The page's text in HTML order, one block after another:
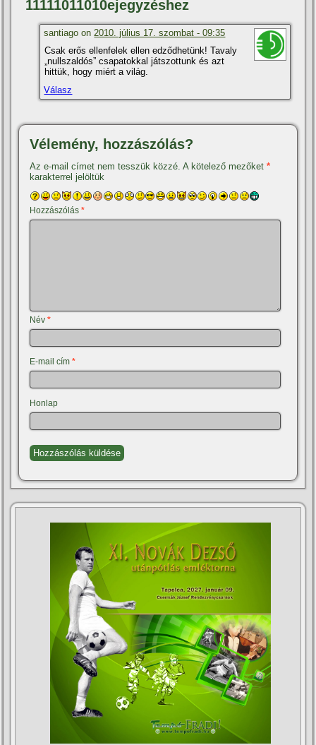
11111011010ejegyzéshez
santiago on 2010. július 17. szombat - 09:35
Csak erős ellenfelek ellen edződhetünk! Tavaly
„nullszaldós” csapatokkal játszottunk és azt
hittük, hogy miért a világ.
Válasz
Vélemény, hozzászólás?
Az e-mail címet nem tesszük közzé. A kötelező mezőket*
karakterrel jelöltük
Hozzászólás*
Név*
E-mail cím*
Honlap